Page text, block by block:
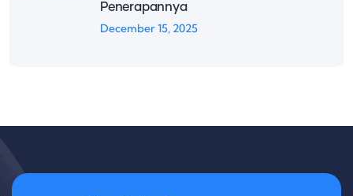
Penerapannya
December 15, 2025